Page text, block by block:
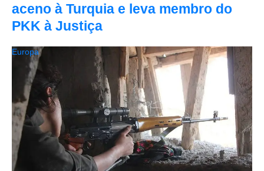
aceno à Turquia e leva membro do
PKK à Justiça
Europa